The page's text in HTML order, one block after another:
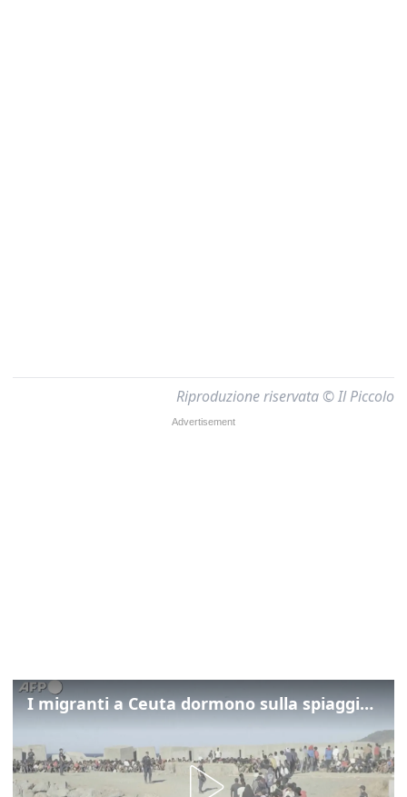
Riproduzione riservata © Il Piccolo
I migranti a Ceuta dormono sulla spiaggia: "Vogliamo entrare in Europa"